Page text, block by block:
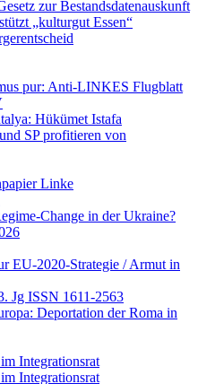
zur Bestandsdatenauskunft
„kulturgut Essen“
pur: Anti-LINKES Flugblatt
Hükümet Istafa
SP profitieren von
Linke
Change in der Ukraine?
EU-2020-Strategie / Armut in
Jg ISSN 1611-2563
Deportation der Roma in
Integrationsrat
Integrationsrat